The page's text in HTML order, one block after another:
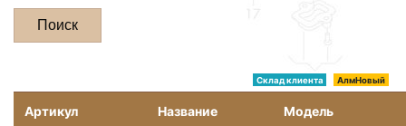
Поиск
Склад клиента АлмНовый
Артикул Название Модель